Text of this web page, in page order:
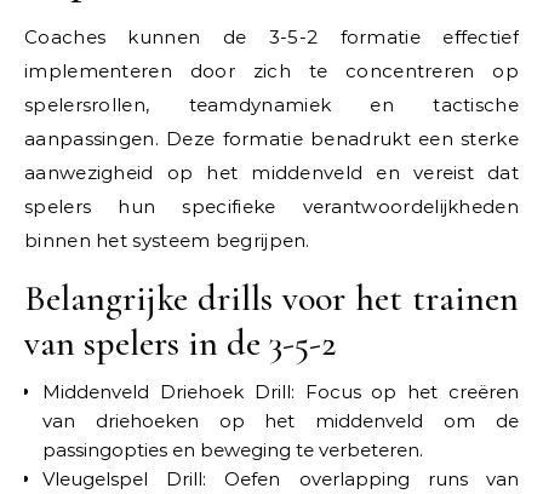
Coaches kunnen de 3-5-2 formatie effectief
implementeren door zich te concentreren op
spelersrollen, teamdynamiek en tactische
aanpassingen. Deze formatie benadrukt een sterke
aanwezigheid op het middenveld en vereist dat
spelers hun specifieke verantwoordelijkheden
binnen het systeem begrijpen.
Belangrijke drills voor het trainen
van spelers in de 3-5-2
Middenveld Driehoek Drill: Focus op het creëren
van driehoeken op het middenveld om de
passingopties en beweging te verbeteren.
Vleugelspel Drill: Oefen overlapping runs van